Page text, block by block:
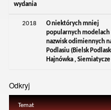
wydania
2018
O niektórych mniej
popularnych modelach
nazwisk odimiennych
Podlasiu (Bielsk
Hajnówka , Siemiatycze
Odkryj
Temat